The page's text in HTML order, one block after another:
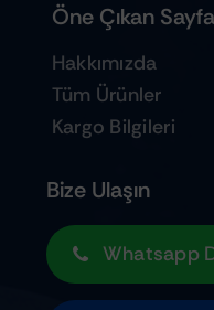
Öne Çıkan
Hakkımızda
Tüm Ürünler
Kargo Bilgileri
Bize Ulaşın
Whatsapp